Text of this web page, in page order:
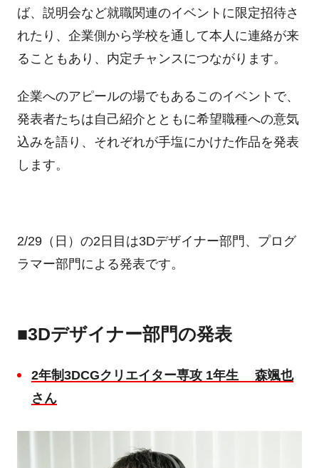
ば、説明会など就職関連のイベントに限定招待さ
れたり、企業側から学校を通して本人に連絡が来
ることもあり、内定チャンスにつながります。
企業へのアピールの場でもあるこのイベントで、
発表者たちは自己紹介とともに希望職種への意気
込みを語り、それぞれが手塩にかけた作品を発表
します。
2/29（日）の2日目は3Dデザイナー部門、プログ
ラマー部門による発表です。
■3Dデザイナー部門の発表
2年制 3DCGクリエイター専攻 1年生
森颯也
さん